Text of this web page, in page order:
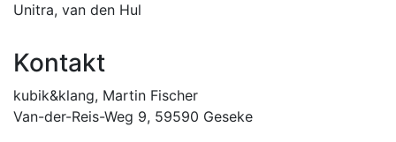
Unitra, van den Hul
Kontakt
kubik&klang, Martin Fischer
Van-der-Reis-Weg 9, 59590 Geseke